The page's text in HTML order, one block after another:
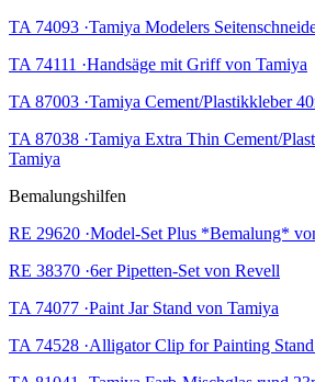
TA 74093 ·Tamiya Modelers
TA 74111 ·Handsäge mit Griff von Tamiya
TA 87003 ·Tamiya Cement/Plastikkleber
TA 87038 ·Tamiya Extra Thin Cement/
Tamiya
Bemalungshilfen
RE 29620 ·Model-Set Plus *Bemalung*
RE 38370 ·6er Pipetten-Set von Revell
TA 74077 ·Paint Jar Stand von Tamiya
TA 74528 ·Alligator Clip for Painting